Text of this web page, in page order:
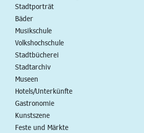
Stadtporträt
Bäder
Musikschule
Volkshochschule
Stadtbücherei
Stadtarchiv
Museen
Hotels/Unterkünfte
Gastronomie
Kunstszene
Feste und Märkte